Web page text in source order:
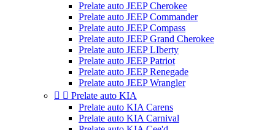
Prelate auto JEEP Cherokee
Prelate auto JEEP Commander
Prelate auto JEEP Compass
Prelate auto JEEP Grand Cherokee
Prelate auto JEEP LIberty
Prelate auto JEEP Patriot
Prelate auto JEEP Renegade
Prelate auto JEEP Wrangler
  Prelate auto KIA
Prelate auto KIA Carens
Prelate auto KIA Carnival